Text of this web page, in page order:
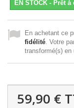
EN STOCK - Prêt à
En achetant ce
fidélité . Votre
transformé(s) en
59,90 €